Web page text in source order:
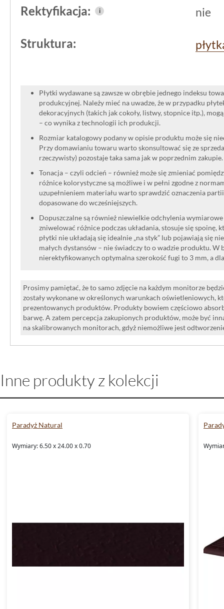
Rektyfikacja: i nie
Struktura:
Płytki wydawane są zawsze w obrębie jednego indeksu
produkcyjnej. Należy mieć na uwadze, że w przypadku
dekoracyjnych (takich jak cokoły, listwy, stopnice itp.),
– co wynika z technologii ich produkcji.
Rozmiar katalogowy podany w opisie produktu może się
Przy domawianiu towaru warto skonsultować się ze
rzeczywisty) pozostaje taka sama jak w poprzednim zakupie.
Tonacja – czyli odcień – również może się zmieniać
różnice kolorystyczne są możliwe i w pełni zgodne z
uzupełnieniem materiału warto sprawdzić oznaczenia
dopasowane do wcześniejszych.
Dopuszczalne są również niewielkie odchylenia
zniwelować różnice podczas układania, stosuje się spoinę,
płytki nie układają się idealnie „na styk” lub pojawiają się
małych dystansów – nie świadczy to o wadzie produktu. W
nierektyfikowanych optymalna szerokość fugi to 3 mm, a
Prosimy pamiętać, że to samo zdjęcie na każdym monitorze
zostały wykonane w określonych warunkach oświetleniowych,
prezentowanych produktów. Produkty bowiem częściowo
barwę. A zatem percepcja zakupionych produktów, może być
na skalibrowanych monitorach, gdyż niemożliwe jest
Inne produkty z kolekcji
Paradyż Natural
Wymiary: 6.50 x 24.00 x 0.70